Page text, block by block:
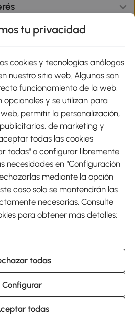
Google Play
(L-V de 8:30 a 17:30h)
Els Hostalets de Balenyà (Barcelona),
España
S.L (NIF: B66295775) Todos los
tu privacidad
cookies y tecnologías análogas
nuestro sitio web. Algunas son
funcionamiento de la web,
opcionales y se utilizan para
permitir la personalización,
de marketing y
todas las cookies
todas" o configurar libremente
necesidades en “Configuración
mediante la opción
caso solo se mantendrán las
necesarias. Consulte
para obtener más detalles:
todas
Configurar
todas